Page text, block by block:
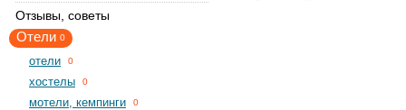
Отзывы, советы
Отели 0
отели 0
хостелы 0
мотели, кемпинги 0